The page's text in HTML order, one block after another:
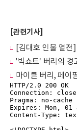
[관련기사]